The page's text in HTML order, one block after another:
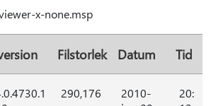
x-none.msp
Filstorlek Datum Tid
290,176
2010-
20: